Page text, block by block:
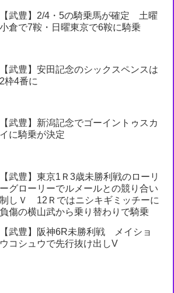
【武豊】2/4・5の騎乗馬が確定 土曜
小倉で7鞍・日曜東京で6鞍に騎乗
【武豊】安田記念のシックスペンスは
2枠4番に
【武豊】新潟記念でゴーイントゥスカ
イに騎乗が決定
【武豊】東京1Ｒ3歳未勝利戦のローリ
ーグローリーでルメールとの競り合い
制しＶ 12Ｒではニシキギミッチーに
負傷の横山武から乗り替わりで騎乗
【武豊】阪神6R未勝利戦 メイショ
ウコシュウで先行抜け出しV